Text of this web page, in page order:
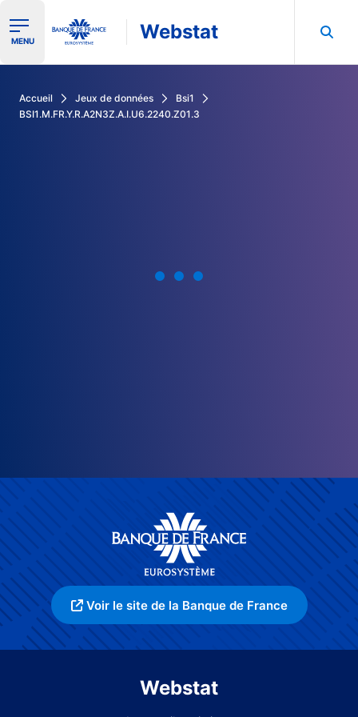
Ouvrir le menu de navigation
MENU Webstat
Accueil Jeux de données
Bsi1
BSI1.M.FR.Y.R.A2N3Z.A.I.U6.2240.Z01.3
Voir le site de la Banque de France
Webstat